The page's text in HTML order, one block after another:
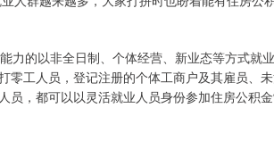
力的以非全日制、个体经营、新业态等方式就
工人员，登记注册的个体工商户及其雇员、
，都可以以灵活就业人员身份参加住房公积金